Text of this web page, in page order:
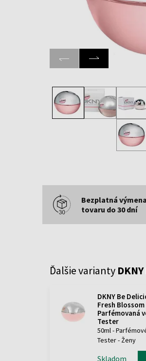
Bezplatná výmena
tovaru do 30 dní
Ďalšie varianty
DKNY Be
Fresh Blossom
Parfémovaná
Tester
50ml -
Tester - Ženy
Skladom